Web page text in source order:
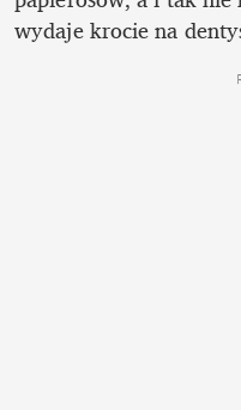
wydaje krocie na